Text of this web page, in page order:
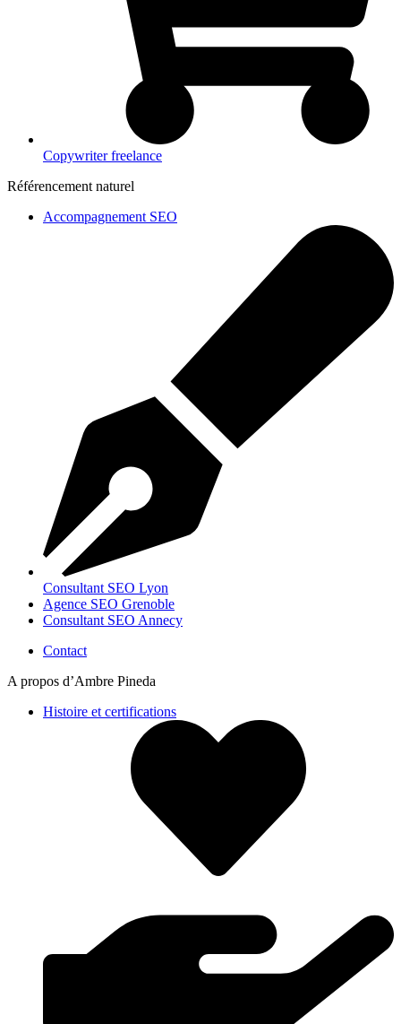
Copywriter freelance
Référencement naturel
Accompagnement SEO
Consultant SEO Lyon
Agence SEO Grenoble
Consultant SEO Annecy
Contact
A propos d’Ambre Pineda
Histoire et certifications